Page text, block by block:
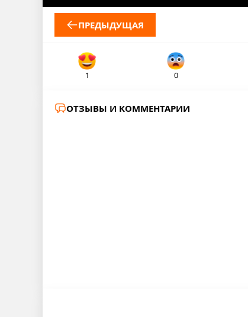
ПРЕДЫДУЩАЯ
1 0
ОТЗЫВЫ И КОММЕНТАРИИ